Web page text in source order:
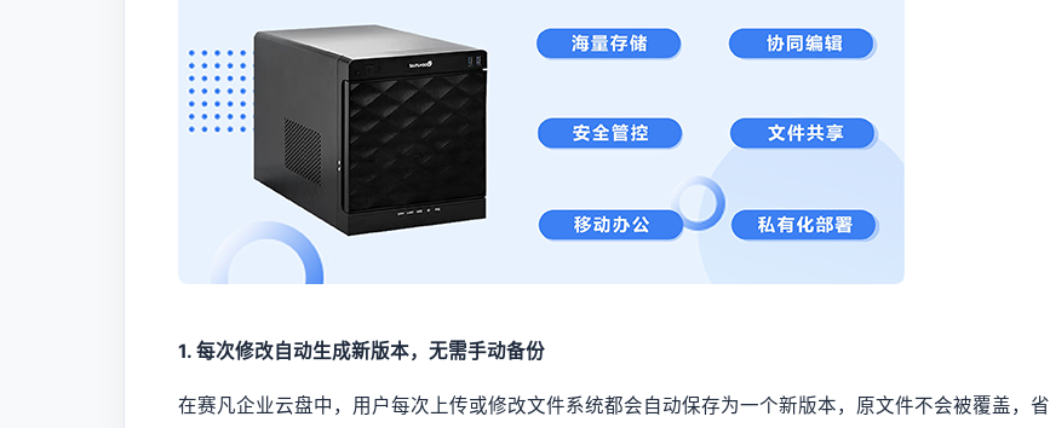
1. 每次修改自动生成新版本，无需手动备份
在赛凡企业云盘中，用户每次上传或修改文件系统都会自动保存为一个新版本，原文件不会被覆盖，省